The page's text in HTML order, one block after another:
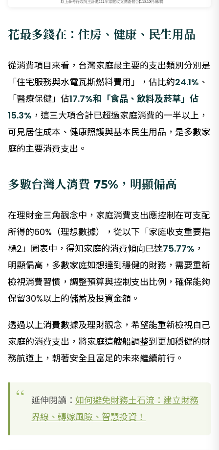
花最多錢在：住房、健康、民生用品
從消費項目來看，台灣家庭最主要的支出類別分別是
「住宅服務與水電瓦斯燃料費用」，佔比約24.1% 、
「醫療保健」佔17.7%和「食品、飲料及菸草」佔
15.3% ，這三大項合計已超過家庭消費的一半以上，
可見居住成本、健康照護與基本民生用品，是多數家
庭的主要消費支出。
多數台灣人消費 75%，明顯偏高
在理財金三角觀念中，家庭消費支出應控制在可支配
所得的60%（理想數據），從以下「家庭收支重要指
標2」圖表中，得知家庭的消費傾向已達75.77% ，
明顯偏高，多數家庭如想達到穩健的財務，需要重新
檢視消費習慣，調整預算與控制支出比例，確保能夠
保留30%以上的儲蓄及投資金額。
透過以上消費數據及理財觀念，希望能重新檢視自己
家庭的消費支出，將家庭這艘船調整到更加穩健的財
務航道上，朝著安全且富足的未來繼續前行。
延伸閱讀： 如何避免財務土石流：建立財務
界線、轉嫁風險、智慧投資！